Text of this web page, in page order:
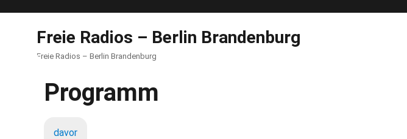
Freie Radios – Berlin Brandenburg
Freie Radios – Berlin Brandenburg
Programm
davor